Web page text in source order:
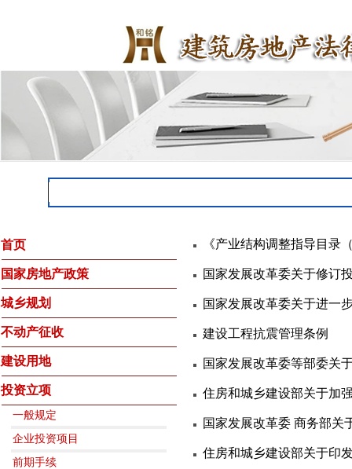
首页
国家房地产政策
城乡规划
不动产征收
建设用地
投资立项
一般规定
企业投资项目
前期手续
《产业结构调整指导目录
国家发展改革委关于修订
国家发展改革委关于进一
建设工程抗震管理条例
国家发展改革委等部委关
住房和城乡建设部关于加
国家发展改革委 商务部关
住房和城乡建设部关于印